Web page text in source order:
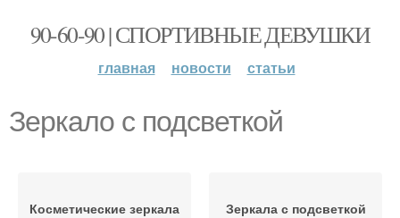
90-60-90 | СПОРТИВНЫЕ ДЕВУШКИ
главная новости статьи
Зеркало с подсветкой
Косметические зеркала Зеркала с подсветкой